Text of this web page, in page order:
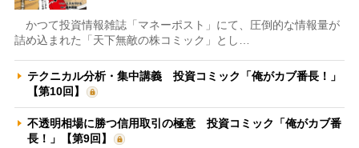
かつて投資情報雑誌「マネーポスト」にて、圧倒的な情報量が
詰め込まれた「天下無敵の株コミック」とし…
テクニカル分析・集中講義 投資コミック「俺がカブ番長！」
【第10回】
不透明相場に勝つ信用取引の極意 投資コミック「俺がカブ番
長！」【第9回】